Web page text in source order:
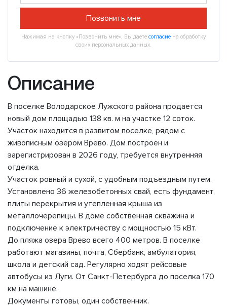
Позвонить мне
Нажимая на кнопку «Позвонить мне», Вы даете согласие на обработку
своих персональных данных.
Описание
В поселке Володарское Лужского района продается
новый дом площадью 138 кв. м на участке 12 соток.
Участок находится в развитом поселке, рядом с
живописным озером Врево. Дом построен и
зарегистрирован в 2026 году, требуется внутренняя
отделка.
Участок ровный и сухой, с удобным подъездным путем.
Установлено 36 железобетонных свай, есть фундамент,
плиты перекрытия и утепленная крыша из
металлочерепицы. В доме собственная скважина и
подключение к электричеству с мощностью 15 кВт.
До пляжа озера Врево всего 400 метров. В поселке
работают магазины, почта, Сбербанк, амбулатория,
школа и детский сад. Регулярно ходят рейсовые
автобусы из Луги. От Санкт-Петербурга до поселка 170
км на машине.
Документы готовы, один собственник.